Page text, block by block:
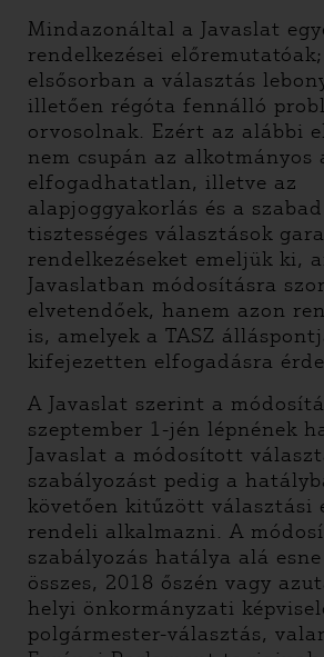
Mindazonáltal a Javaslat
rendelkezései
elsősorban a választás
illetően régóta fennálló
orvosolnak. Ezért az alábbi
nem csupán az alkotmányos
elfogadhatatlan, illetve az
alapjoggyakorlás és a szabad
tisztességes választások
rendelkezéseket emeljük ki,
Javaslatban módosításra
elvetendőek, hanem azon
is, amelyek a TASZ
kifejezetten elfogadásra
A Javaslat szerint a
szeptember 1-jén lépnének
Javaslat a módosított
szabályozást pedig a
követően kitűzött választási
rendeli alkalmazni. A
szabályozás hatálya alá
összes, 2018 őszén vagy
helyi önkormányzati
polgármester-választás,